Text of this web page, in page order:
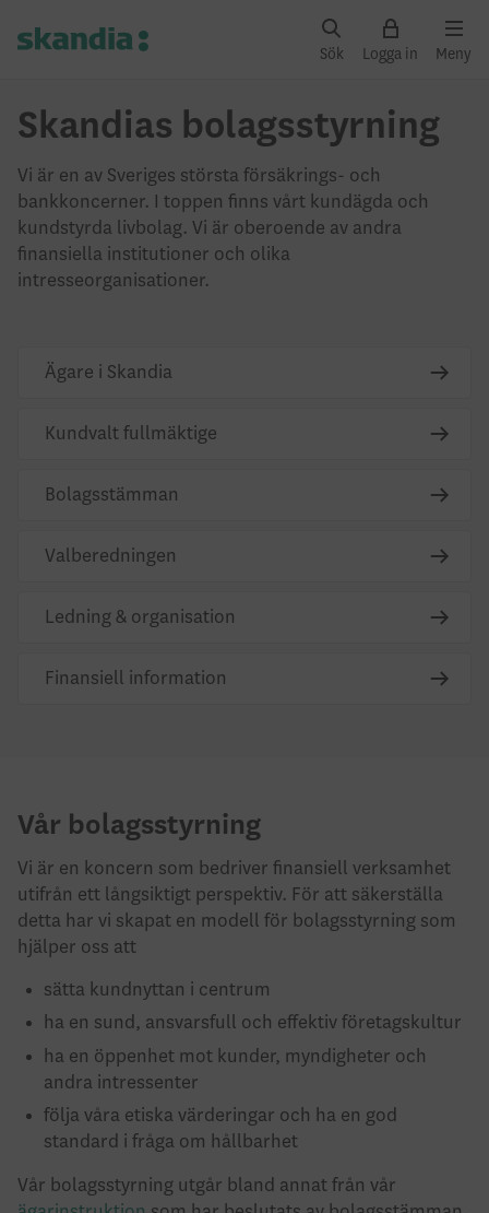
Sök Logga in Meny
Skandias bolagsstyrning
Vi är en av Sveriges största försäkrings- och
bankkoncerner. I toppen finns vårt kundägda och
kundstyrda livbolag. Vi är oberoende av andra
finansiella institutioner och olika
intresseorganisationer.
Ägare i Skandia
Kundvalt fullmäktige
Bolagsstämman
Valberedningen
Ledning & organisation
Finansiell information
Vår bolagsstyrning
Vi är en koncern som bedriver finansiell verksamhet
utifrån ett långsiktigt perspektiv. För att säkerställa
detta har vi skapat en modell för bolagsstyrning som
hjälper oss att
sätta kundnyttan i centrum
ha en sund, ansvarsfull och effektiv företagskultur
ha en öppenhet mot kunder, myndigheter och
andra intressenter
följa våra etiska värderingar och ha en god
standard i fråga om hållbarhet
Vår bolagsstyrning utgår bland annat från vår